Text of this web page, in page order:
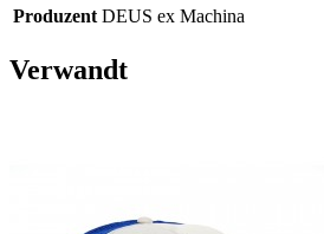
Produzent DEUS ex Machina
Verwandt